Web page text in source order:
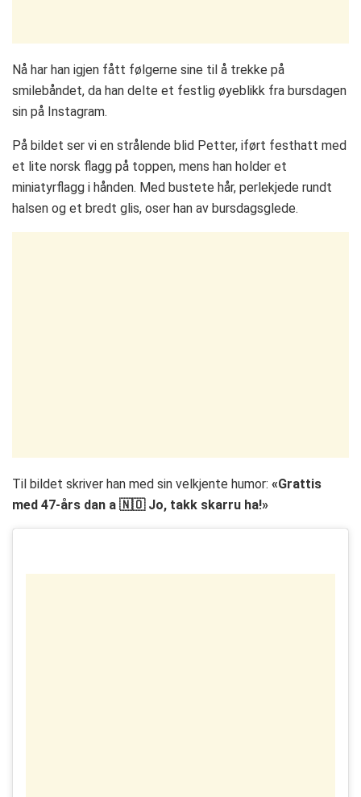
Nå har han igjen fått følgerne sine til å trekke på
smilebåndet, da han delte et festlig øyeblikk fra bursdagen
sin på Instagram.
På bildet ser vi en strålende blid Petter, iført festhatt med
et lite norsk flagg på toppen, mens han holder et
miniatyrflagg i hånden. Med bustete hår, perlekjede rundt
halsen og et bredt glis, oser han av bursdagsglede.
Til bildet skriver han med sin velkjente humor: «Grattis
med 47-års dan a 🇳🇴 Jo, takk skarru ha!»